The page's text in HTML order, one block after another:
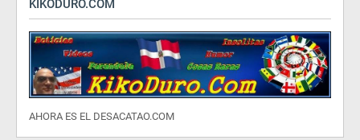
KIKODURO.COM
AHORA ES EL DESACATAO.COM